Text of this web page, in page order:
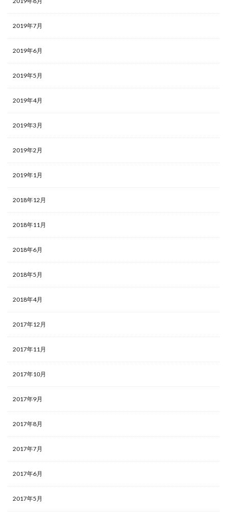
2019年7月
2019年6月
2019年5月
2019年4月
2019年3月
2019年2月
2019年1月
2018年12月
2018年11月
2018年6月
2018年5月
2018年4月
2017年12月
2017年11月
2017年10月
2017年9月
2017年8月
2017年7月
2017年6月
2017年5月